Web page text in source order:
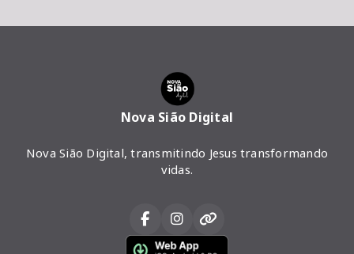
Nova Sião Digital
Nova Sião Digital, transmitindo Jesus transformando
vidas.